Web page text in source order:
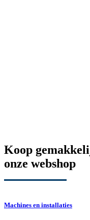
Koop
onze webshop
Machines en installaties